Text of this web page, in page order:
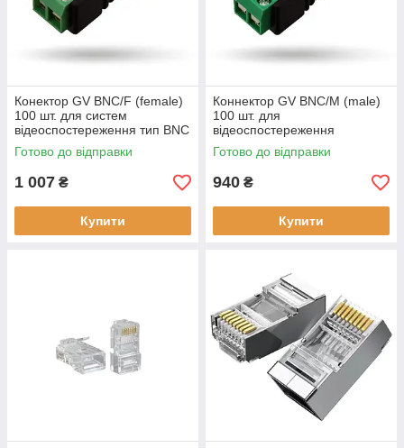
Конектор GV BNC/F (female)
100 шт. для систем
відеоспостереження тип BNC
гніздо
Готово до відправки
1 007 ₴
Купити
Коннектор GV BNC/M (male)
100 шт. для
відеоспостереження
Готово до відправки
940 ₴
Купити